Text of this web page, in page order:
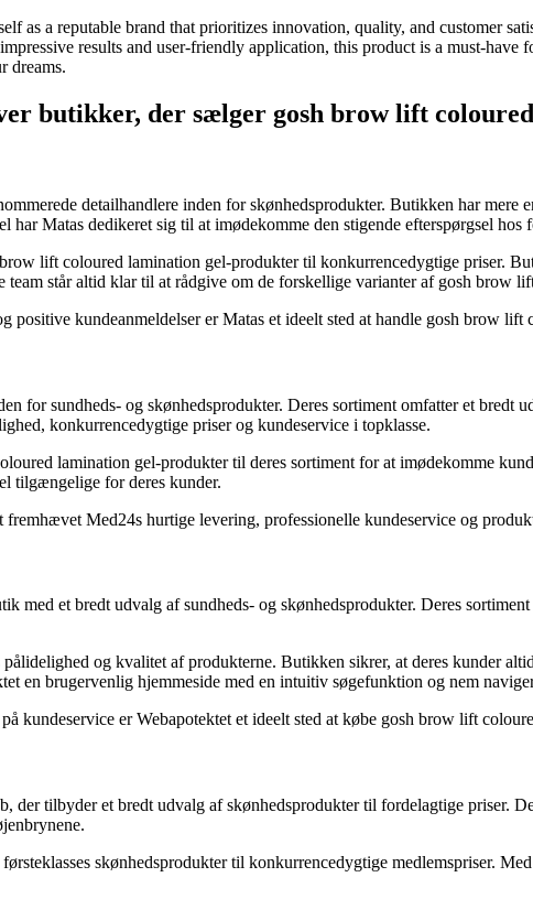
as a reputable brand that prioritizes innovation, quality, and
results and user-friendly application, this product is a must-
dreams.
butikker, der sælger gosh brow lift
detailhandlere inden for skønhedsprodukter. Butikken har
har Matas dedikeret sig til at imødekomme den stigende efterspørgsel hos
lift coloured lamination gel-produkter til konkurrencedygtige priser.
team står altid klar til at rådgive om de forskellige varianter af gosh
positive kundeanmeldelser er Matas et ideelt sted at handle gosh brow lift
for sundheds- og skønhedsprodukter. Deres sortiment omfatter et
konkurrencedygtige priser og kundeservice i topklasse.
lamination gel-produkter til deres sortiment for at imødekomme
tilgængelige for deres kunder.
fremhævet Med24s hurtige levering, professionelle kundeservice og
med et bredt udvalg af sundheds- og skønhedsprodukter. Deres
pålidelighed og kvalitet af produkterne. Butikken sikrer, at deres kunder
en brugervenlig hjemmeside med en intuitiv søgefunktion og nem
kundeservice er Webapotektet et ideelt sted at købe gosh brow lift
der tilbyder et bredt udvalg af skønhedsprodukter til fordelagtige priser.
skønhedsprodukter til konkurrencedygtige medlemspriser.